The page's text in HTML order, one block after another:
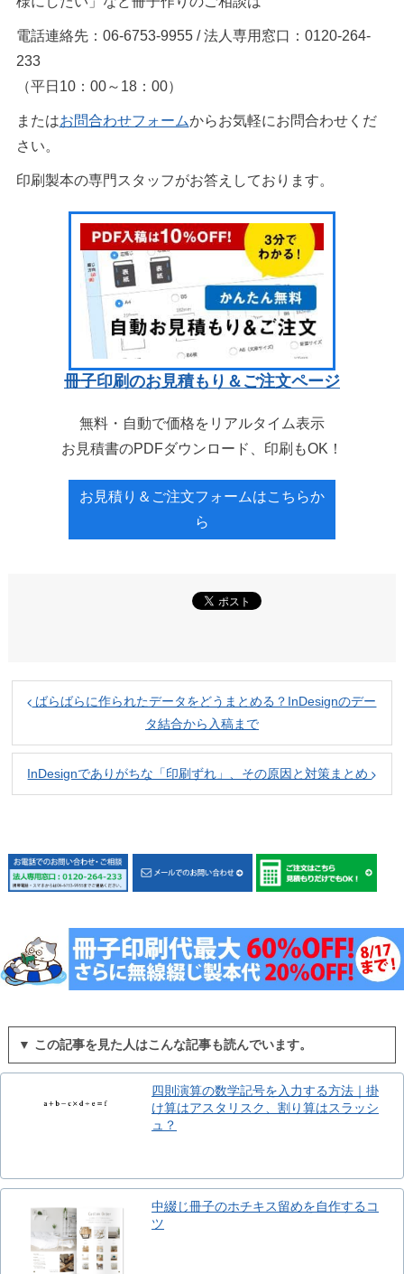
電話連絡先：06-6753-9955 / 法人専用窓口：0120-264-
233
（平日10：00～18：00）
またはお問合わせフォームからお気軽にお問合わせくだ
さい。
印刷製本の専門スタッフがお答えしております。
冊子印刷のお見積もり＆ご注文ページ
無料・自動で価格をリアルタイム表示
お見積書のPDFダウンロード、印刷もOK！
お見積り＆ご注文フォームはこちらか
ら
ばらばらに作られたデータをどうまとめる？InDesignのデー
タ結合から入稿まで
InDesignでありがちな「印刷ずれ」、その原因と対策まとめ
▼ この記事を見た人はこんな記事も読んでいます。
四則演算の数学記号を入力する方法｜掛
け算はアスタリスク、割り算はスラッシ
ュ？
中綴じ冊子のホチキス留めを自作するコ
ツ